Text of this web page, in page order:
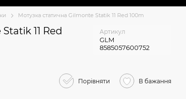
Мотузка статична Gilmonte Statik 11 Red 100m
11 Red
Артикул
GLM
8585057600752
Порівняти В бажання